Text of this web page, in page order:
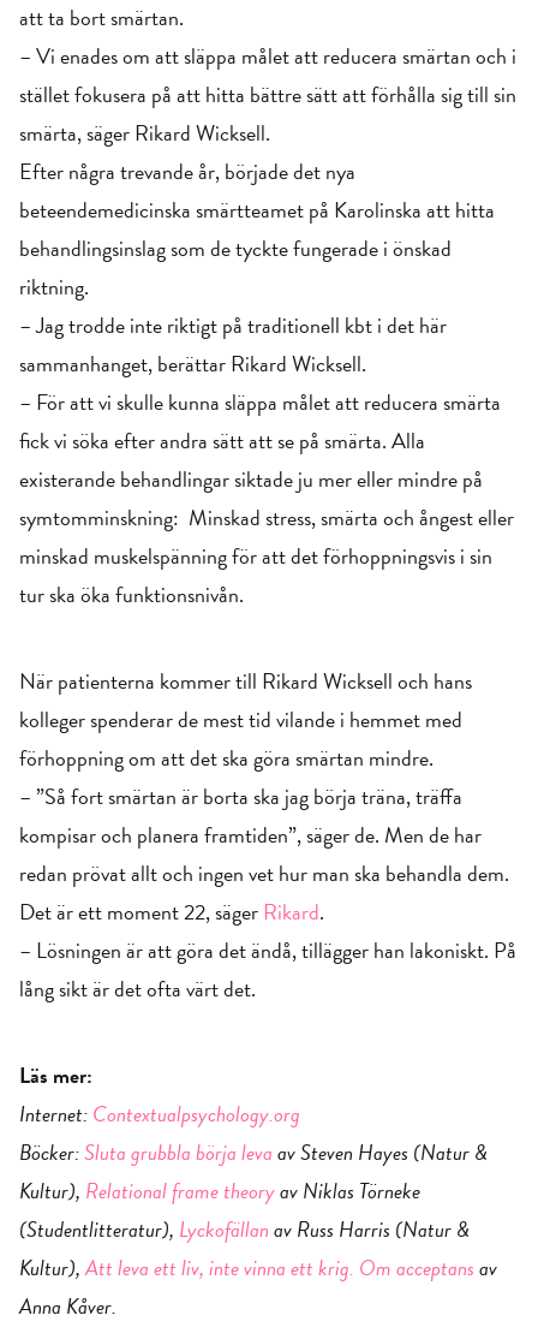
att ta bort smärtan.
– Vi enades om att släppa målet att reducera smärtan och i
stället fokusera på att hitta bättre sätt att förhålla sig till sin
smärta, säger Rikard Wicksell.
Efter några trevande år, började det nya
beteendemedicinska smärtteamet på Karolinska att hitta
behandlingsinslag som de tyckte fungerade i önskad
riktning.
– Jag trodde inte riktigt på traditionell kbt i det här
sammanhanget, berättar Rikard Wicksell.
– För att vi skulle kunna släppa målet att reducera smärta
fick vi söka efter andra sätt att se på smärta. Alla
existerande behandlingar siktade ju mer eller mindre på
symtomminskning: Minskad stress, smärta och ångest eller
minskad muskelspänning för att det förhoppningsvis i sin
tur ska öka funktionsnivån.
När patienterna kommer till Rikard Wicksell och hans
kolleger spenderar de mest tid vilande i hemmet med
förhoppning om att det ska göra smärtan mindre.
– ”Så fort smärtan är borta ska jag börja träna, träffa
kompisar och planera framtiden”, säger de. Men de har
redan prövat allt och ingen vet hur man ska behandla dem.
Det är ett moment 22, sägerRikard.
– Lösningen är att göra det ändå, tillägger han lakoniskt. På
lång sikt är det ofta värt det.
Läs mer:
Internet:Contextualpsychology.org
Böcker:Sluta grubbla börja levaav Steven Hayes (Natur &
Kultur), Relational frame theoryav Niklas Törneke
(Studentlitteratur), Lyckofällanav Russ Harris (Natur &
Kultur),Att leva ett liv, inte vinna ett krig. Om acceptansav
Anna Kåver.